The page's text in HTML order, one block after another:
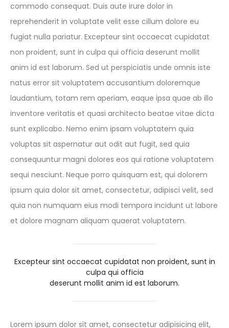
commodo consequat. Duis aute irure dolor in
reprehenderit in voluptate velit esse cillum dolore eu
fugiat nulla pariatur. Excepteur sint occaecat cupidatat
non proident, sunt in culpa qui officia deserunt mollit
anim id est laborum. Sed ut perspiciatis unde omnis iste
natus error sit voluptatem accusantium doloremque
laudantium, totam rem aperiam, eaque ipsa quae ab illo
inventore veritatis et quasi architecto beatae vitae dicta
sunt explicabo. Nemo enim ipsam voluptatem quia
voluptas sit aspernatur aut odit aut fugit, sed quia
consequuntur magni dolores eos qui ratione voluptatem
sequi nesciunt. Neque porro quisquam est, qui dolorem
ipsum quia dolor sit amet, consectetur, adipisci velit, sed
quia non numquam eius modi tempora incidunt ut labore
et dolore magnam aliquam quaerat voluptatem.
Excepteur sint occaecat cupidatat non proident, sunt in
culpa qui officia
deserunt mollit anim id est laborum.
Lorem ipsum dolor sit amet, consectetur adipisicing elit,